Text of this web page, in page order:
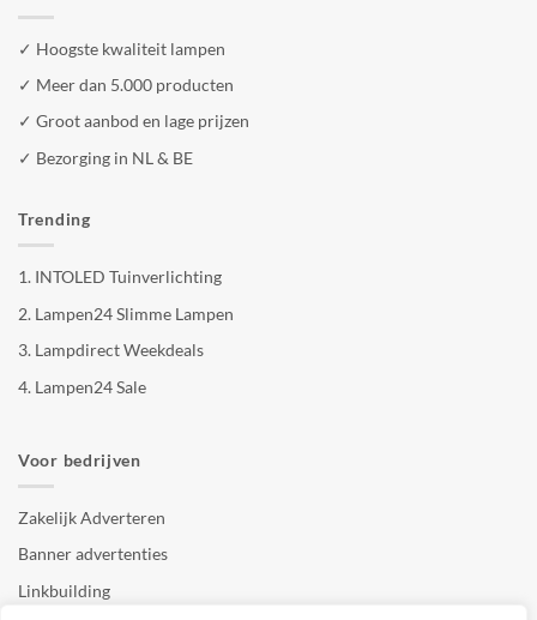
✓ Hoogste kwaliteit lampen
✓ Meer dan 5.000 producten
✓ Groot aanbod en lage prijzen
✓ Bezorging in NL & BE
Trending
1. INTOLED Tuinverlichting
2. Lampen24 Slimme Lampen
3. Lampdirect Weekdeals
4. Lampen24 Sale
Voor bedrijven
Zakelijk Adverteren
Banner advertenties
Linkbuilding